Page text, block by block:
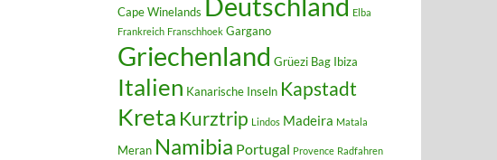
Cape Winelands Deutschland Elba
Frankreich Franschhoek Gargano
Griechenland Grüezi Bag Ibiza
Italien Kanarische Inseln Kapstadt
Kreta Kurztrip Lindos Madeira Matala
Meran Namibia Portugal Provence Radfahren